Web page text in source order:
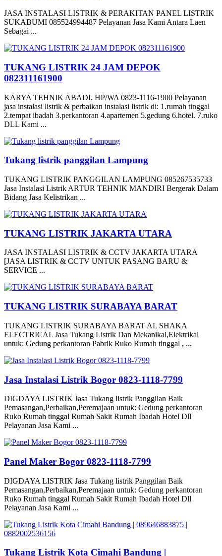
JASA INSTALASI LISTRIK & PERAKITAN PANEL LISTRIK
SUKABUMI 085524994487 Pelayanan Jasa Kami Antara Laen
Sebagai ...
TUKANG LISTRIK 24 JAM DEPOK
082311161900
KARYA TEHNIK ABADI. HP/WA 0823-1116-1900 Pelayanan
jasa instalasi listrik & perbaikan instalasi listrik di: 1.rumah tinggal
2.tempat ibadah 3.perkantoran 4.apartemen 5.gedung 6.hotel. 7.ruko
DLL Kami ...
Tukang listrik panggilan Lampung
TUKANG LISTRIK PANGGILAN LAMPUNG 085267535733
Jasa Instalasi Listrik ARTUR TEHNIK MANDIRI Bergerak Dalam
Bidang Jasa Kelistrikan ...
TUKANG LISTRIK JAKARTA UTARA
JASA INSTALASI LISTRIK & CCTV JAKARTA UTARA
[JASA LISTRIK & CCTV UNTUK PASANG BARU &
SERVICE ...
TUKANG LISTRIK SURABAYA BARAT
TUKANG LISTRIK SURABAYA BARAT AL SHAKA
ELECTRICAL Jasa Tukang Listrik Dan Mekanikal,Elektrikal
untuk: Gedung perkantoran Pabrik Ruko Rumah tinggal , ...
Jasa Instalasi Listrik Bogor 0823-1118-7799
DIGDAYA LISTRIK Jasa Tukang listrik Panggilan Baik
Pemasangan,Perbaikan,Peremajaan untuk: Gedung perkantoran
Ruko Rumah tinggal Rumah Sakit Rumah Ibadah Hotel Dll
Pelayanan Jasa Kami ...
Panel Maker Bogor 0823-1118-7799
DIGDAYA LISTRIK Jasa Tukang listrik Panggilan Baik
Pemasangan,Perbaikan,Peremajaan untuk: Gedung perkantoran
Ruko Rumah tinggal Rumah Sakit Rumah Ibadah Hotel Dll
Pelayanan Jasa Kami ...
Tukang Listrik Kota Cimahi Bandung |